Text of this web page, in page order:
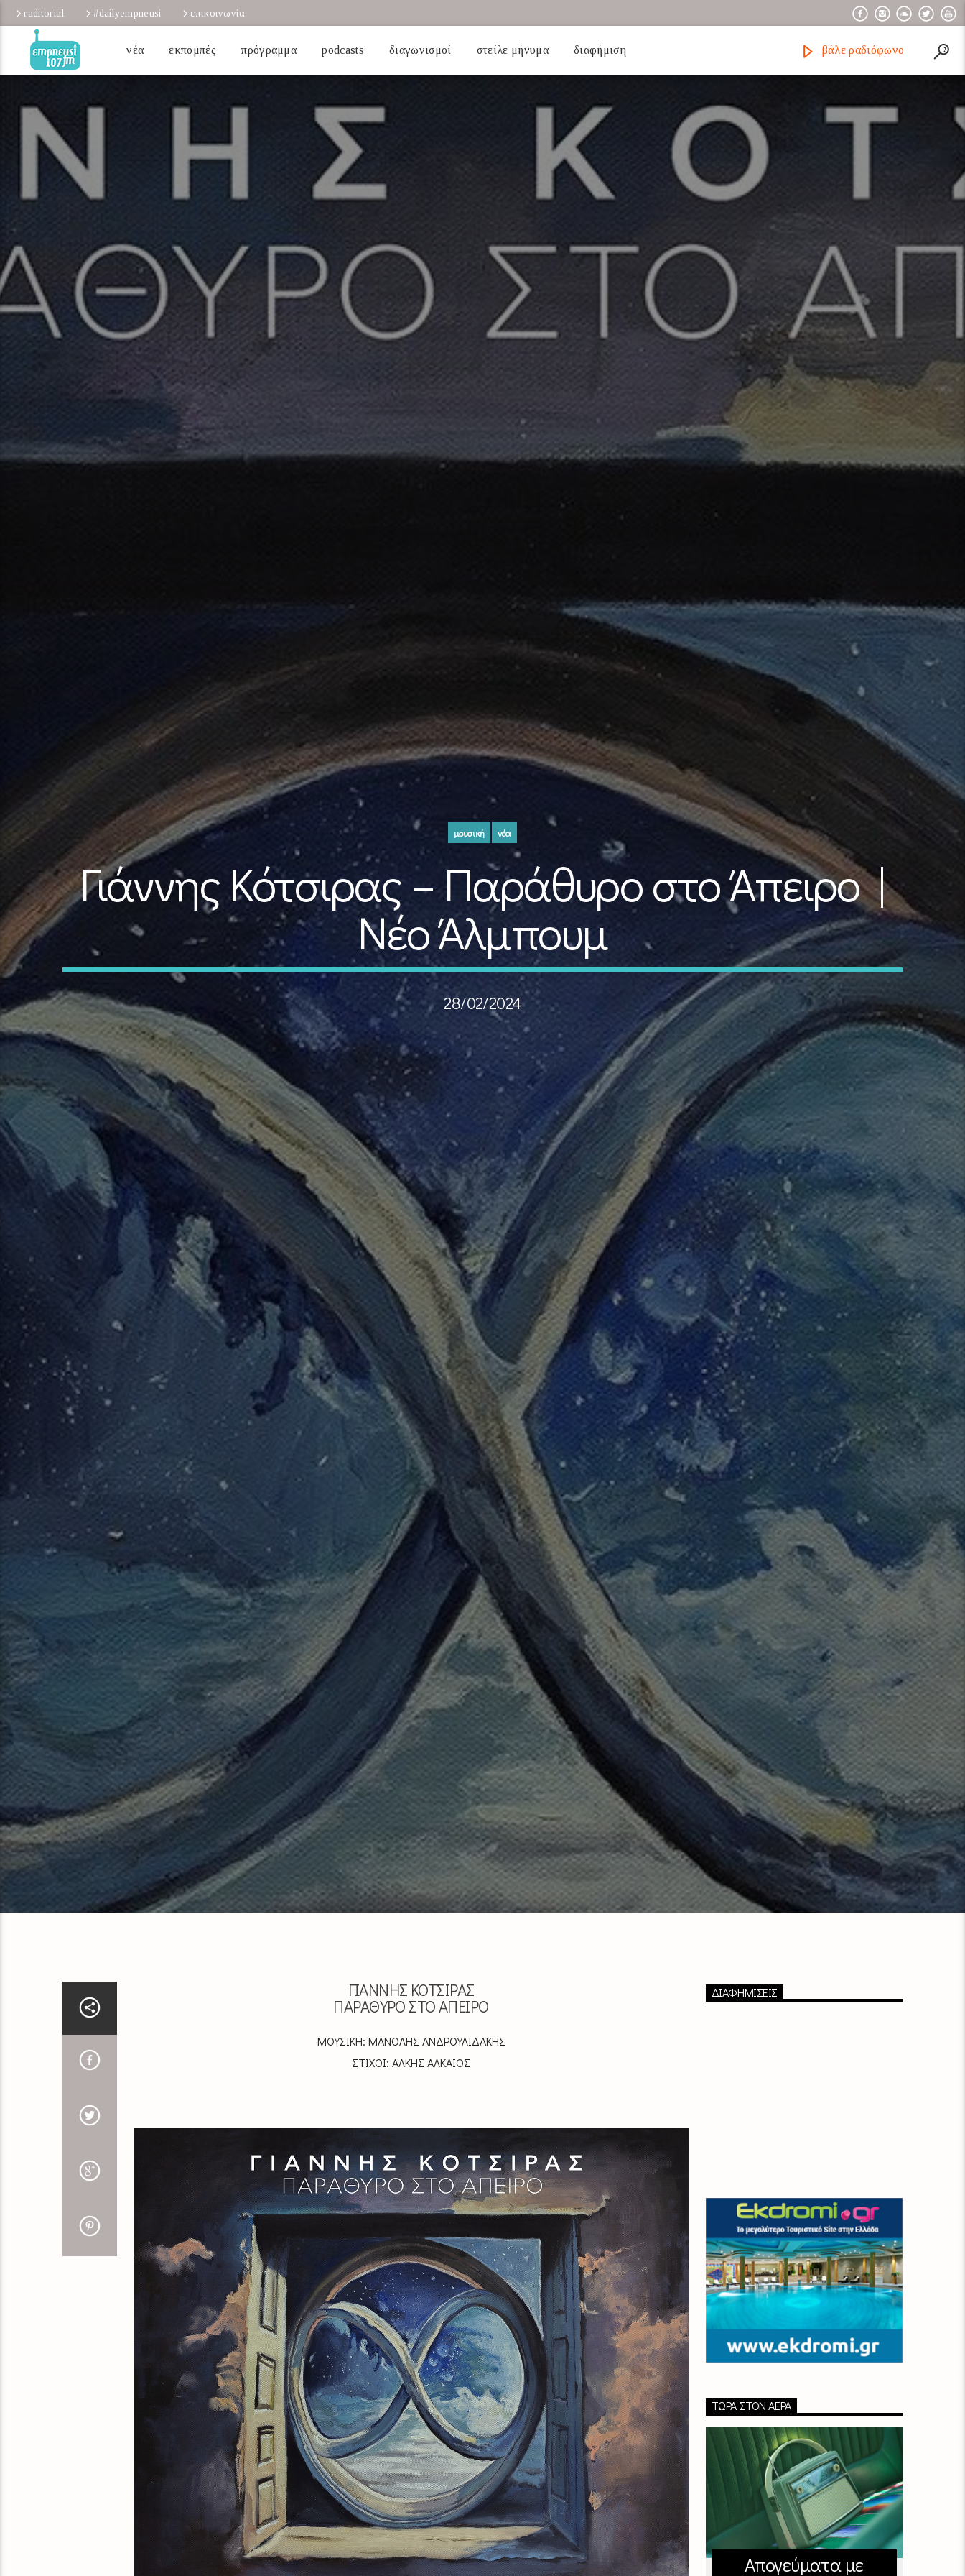
raditorial #dailyempneusi επικοινωνία
νέα εκπομπές πρόγραμμα podcasts διαγωνισμοί στείλε μήνυμα διαφήμιση βάλε ραδιόφωνο
μουσική νέα
Γιάννης Κότσιρας – Παράθυρο στο Άπειρο |
Νέο Άλμπουμ
28/02/2024
ΓΙΑΝΝΗΣ ΚΟΤΣΙΡΑΣ
ΠΑΡΑΘΥΡΟ ΣΤΟ ΑΠΕΙΡΟ
ΜΟΥΣΙΚΗ: ΜΑΝΟΛΗΣ ΑΝΔΡΟΥΛΙΔΑΚΗΣ
ΣΤΙΧΟΙ: ΑΛΚΗΣ ΑΛΚΑΙΟΣ
ΔΙΑΦΗΜΙΣΕΙΣ
ΤΏΡΑ ΣΤΟΝ ΑΈΡΑ
Απογεύματα με